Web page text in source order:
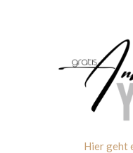
Hier geht